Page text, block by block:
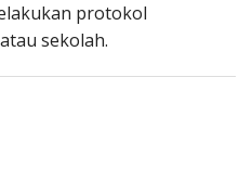
protokol
sekolah.